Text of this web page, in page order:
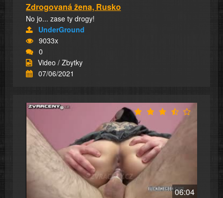
Zdrogovaná žena, Rusko
No jo... zase ty drogy!
UnderGround
9033x
0
Video / Zbytky
07/06/2021
06:04